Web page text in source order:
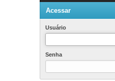
Acessar
Usuário
Senha